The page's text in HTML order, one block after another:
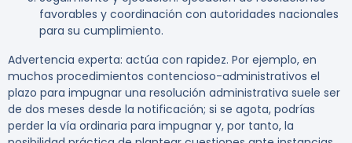
favorables y coordinación con autoridades nacionales
para su cumplimiento.
Advertencia experta: actúa con rapidez. Por ejemplo, en
muchos procedimientos contencioso-administrativos el
plazo para impugnar una resolución administrativa suele ser
de dos meses desde la notificación; si se agota, podrías
perder la vía ordinaria para impugnar y, por tanto, la